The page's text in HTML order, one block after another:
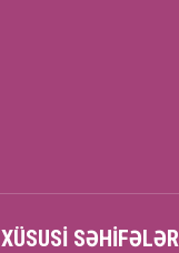
XÜSUSI SƏHIFƏLƏR